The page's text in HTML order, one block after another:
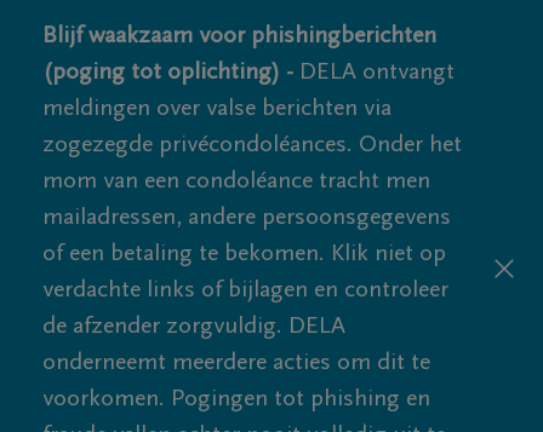
Blijf waakzaam voor phishingberichten
(poging tot oplichting) - DELA ontvangt
meldingen over valse berichten via
zogezegde privécondoléances. Onder het
mom van een condoléance tracht men
mailadressen, andere persoonsgegevens
of een betaling te bekomen. Klik niet op
verdachte links of bijlagen en controleer
de afzender zorgvuldig. DELA
onderneemt meerdere acties om dit te
voorkomen. Pogingen tot phishing en